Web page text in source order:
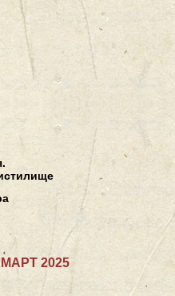
МАРТ 2025